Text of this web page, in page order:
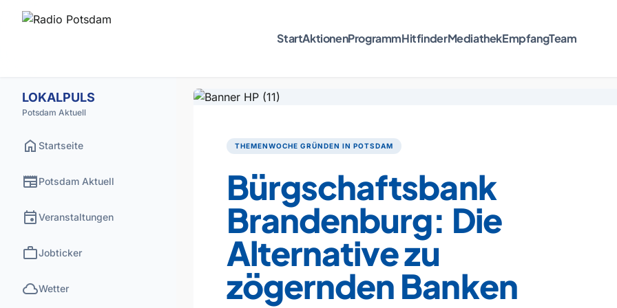
StartAktionenProgrammHitfinderMediathekEmpfangTeam
LOKALPULS
Potsdam Aktuell
home Startseite
newspaperPotsdam Aktuell
eventVeranstaltungen
workJobticker
cloudWetter
THEMENWOCHE GRÜNDEN IN POTSDAM
Bürgschaftsbank
Brandenburg: Die
Alternative zu
zögernden Banken